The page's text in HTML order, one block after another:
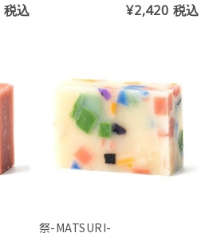
税込 ¥2,420 税込
祭-MATSURI-